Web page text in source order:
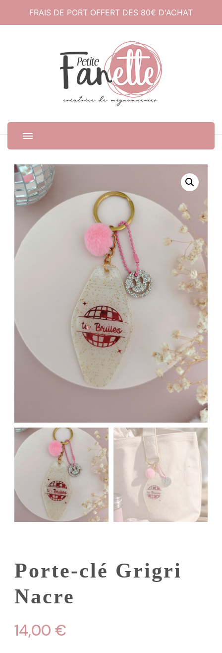
FRAIS DE PORT OFFERT DES 80€ D'ACHAT
Petite Fanette
Créatrice de mignonneries
Porte-clé Grigri
Nacre
14,00 €